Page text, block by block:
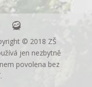
© 2018 ZŠ
jen nezbytně
povolena bez